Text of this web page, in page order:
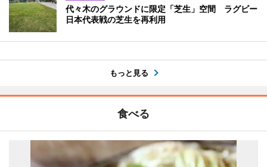
代々木のグラウンドに限定「芝生」空間 ラグビー
日本代表戦の芝生を再利用
もっと見る
食べる